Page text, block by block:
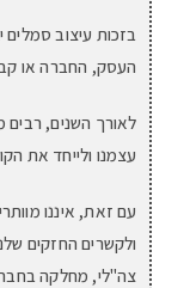
בזכות עיצוב סמלים
העסק, החברה או
לאורך השנים,
עצמנו ולייחד את
עם זאת, איננו
ולקשרים החזקים
צה"לי, מחלקה